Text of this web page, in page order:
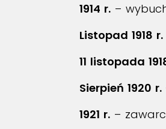
1914 r. –
Listopad 1918 r.
11 listopada
Sierpień 1920 r.
1921 r. –